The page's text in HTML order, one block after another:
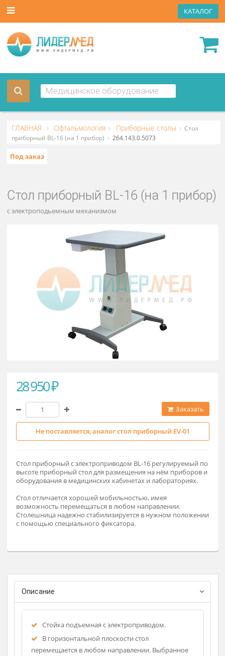
ГЛАВНАЯ Офтальмология Приборные столы
приборный BL-16 (на 1 прибор)
Стол приборный BL-16 (на 1
с электроподьемным механизмом
28 950 ₽
Не поставляется, аналог стол приборный EV-01
Стол приборный с электроприводом BL-16 регулируемый
высоте приборный стол для размещения на нём
Стол отличается хорошей мобильностью, имея
Столешница надежно стабилизируется в нужном
с помощью специального фиксатора.